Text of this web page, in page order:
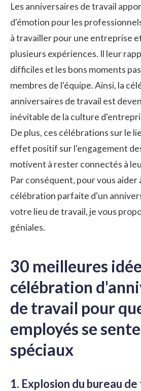
Les anniversaires de travail
d'émotion pour les
à travailler pour une entreprise
plusieurs expériences. Il leur
difficiles et les bons moments
membres de l'équipe. Ainsi, la
anniversaires de travail est
inévitable de la culture
De plus, ces célébrations sur le
effet positif sur l'engagement
motivent à rester connectés à
Par conséquent, pour vous aider
célébration parfaite d'un
votre lieu de travail, je vous
géniales.
30 meilleures
célébration
de travail pour
employés se
spéciaux
1. Explosion du bureau